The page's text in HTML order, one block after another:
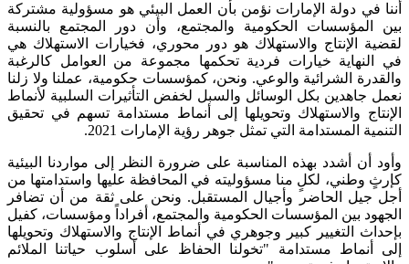
أننا في دولة الإمارات نؤمن بأن العمل البيئي هو مسؤولية مشتركة
بين المؤسسات الحكومية والمجتمع، وأن دور المجتمع بالنسبة
لقضية الإنتاج والاستهلاك هو دور محوري، فخيارات الاستهلاك هي
في النهاية خيارات فردية تحكمها مجموعة من العوامل كالرغبة
والقدرة الشرائية والوعي. ونحن، كمؤسسات حكومية، عملنا ولا زلنا
نعمل جاهدين بكل الوسائل والسبل لخفض التأثيرات السلبية لأنماط
الإنتاج والاستهلاك وتحويلها إلى أنماط مستدامة تسهم في تحقيق
التنمية المستدامة التي تمثل جوهر رؤية الإمارات 2021.
وأود أن أشدد بهذه المناسبة على ضرورة النظر إلى مواردنا البيئية
كإرثٍ وطني، لكلٍ منا مسؤوليته في المحافظة عليها واستدامتها من
أجل جيل الحاضر وأجيال المستقبل. ونحن على ثقة من أن تضافر
الجهود بين المؤسسات الحكومية والمجتمع، أفراداً ومؤسسات، كفيل
بإحداث التغيير كبير وجوهري في أنماط الإنتاج والاستهلاك وتحويلها
إلى أنماط مستدامة "تخولنا الحفاظ على أسلوب حياتنا الملائم